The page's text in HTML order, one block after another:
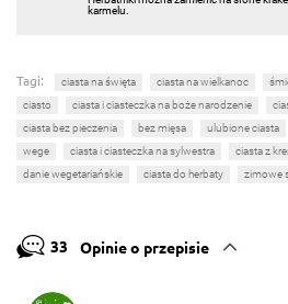
karmelu.
Tagi: ciasta na święta ciasta na wielkanoc
ciasto
ciasta i ciasteczka na boże narodzenie
ciasta bez pieczenia
bez mięsa ulubione ciasta
wege
ciasta i ciasteczka na sylwestra
ciasta z
danie wegetariańskie
ciasta do herbaty zimowe
33 Opinie o przepisie